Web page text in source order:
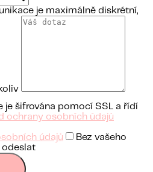
je maximálně diskrétní,
je šifrována pomocí SSL a řídí
ochrany osobních údajů
údajů
Bez vašeho
odeslat